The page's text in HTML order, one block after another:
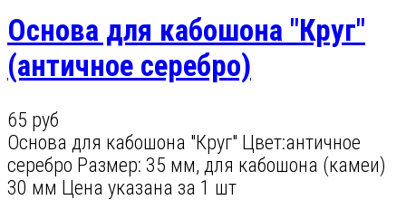
Основа для кабошона "Круг"
(античное серебро)
65 руб
Основа для кабошона "Круг" Цвет:античное
серебро Размер: 35 мм, для кабошона (камеи)
30 мм Цена указана за 1 шт